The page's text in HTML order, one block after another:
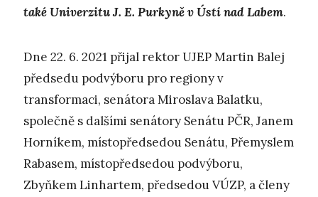
také Univerzitu J. E. Purkyně v Ústí nad Labem.
Dne 22. 6. 2021 přijal rektor UJEP Martin Balej
předsedu podvýboru pro regiony v
transformaci, senátora Miroslava Balatku,
společně s dalšími senátory Senátu PČR, Janem
Horníkem, místopředsedou Senátu, Přemyslem
Rabasem, místopředsedou podvýboru,
Zbyňkem Linhartem, předsedou VÚZP, a členy